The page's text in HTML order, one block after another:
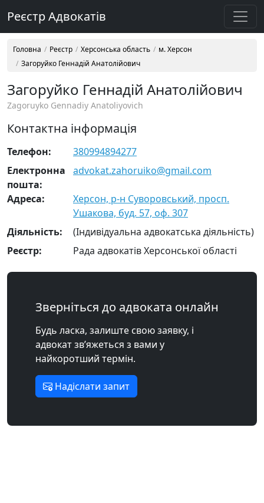
Реєстр Адвокатів
Головна Реєстр Херсонська область
м. Херсон
Загоруйко Геннадій Анатолійович
Загоруйко Геннадій Анатолійович
Zagoruyko Gennadiy Anatoliyovich
Контактна інформація
Телефон:
380994894277
Електронна
пошта:
advokat.zahoruiko@gmail.com
Адреса:
Херсон, р-н Суворовський, просп.
Ушакова, буд. 57, оф. 307
Діяльність:
(Індивідуальна адвокатська діяльність)
Реєстр:
Рада адвокатів Херсонської області
Зверніться до адвоката онлайн
Будь ласка, залиште свою заявку, і
адвокат зв’яжеться з вами у
найкоротший термін.
Надіслати запит